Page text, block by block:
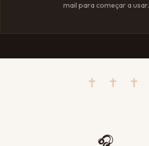
mail para começar a usar.
✝ ✝ ✝
🎧